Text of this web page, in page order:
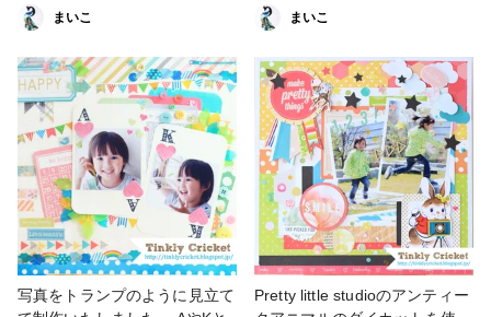
くの販売店に関する情報は当方
ではわかりかねますので、直接
アミファさんに聞いてくださ
い。または info@amifa.co.jp
へメールでお問い合わせくださ
い。 #amifadiy #アミファ
#amifa #100円ショップ #百均
#ワンコイン #プチプラ #DIY #
ハンドメイド #handmade #手
作り#papercraft #ペーパーク
ラフト #maskingtape
#maskingtapes #washitape
#washitapes #マステ #マスキ
ングテープ #文房具 #紙膠帶 #
まいこ
液を伸ばす） 材料は全て100均
で揃います！ 金魚のマスキン
グテープはアミファさんのも
の。このマスキングテープほん
と美しいのですよ✨水彩画のイ
ラストが鮮やかでお気に入り🥰
・ ・ ・ アミファさんの商品
は、全国１００円ショップの一
部店舗で販売中です。 なお、
お近くの販売店に関する情報は
当方ではわかりかねますので、
直接アミファさんに聞いてくだ
さい。または info@amifa.co.jp
へメールでお問い合わせくださ
まいこ
写真をトランプのように見立て
Pretty little studioのアンティー